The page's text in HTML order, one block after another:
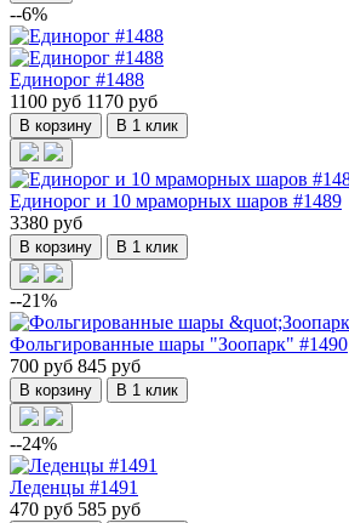
--6%
Единорог #1488
1100 руб 1170 руб
В корзину В 1 клик
Единорог и 10 мраморных шаров #1489
3380 руб
В корзину В 1 клик
--21%
Фольгированные шары "Зоопарк" #1490
700 руб 845 руб
В корзину В 1 клик
--24%
Леденцы #1491
470 руб 585 руб